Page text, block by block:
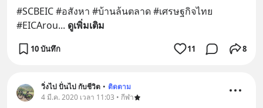
#SCBEIC #อสังหา #บ้านล้นตลาด #เศรษฐกิจไทย
#EICArou... ดูเพิ่มเติม
10 บันทึก 11 8
วิ่งไป ปั่นไป กับชีวิต • ติดตาม
4 มี.ค. 2020 เวลา 11:03 • กีฬา